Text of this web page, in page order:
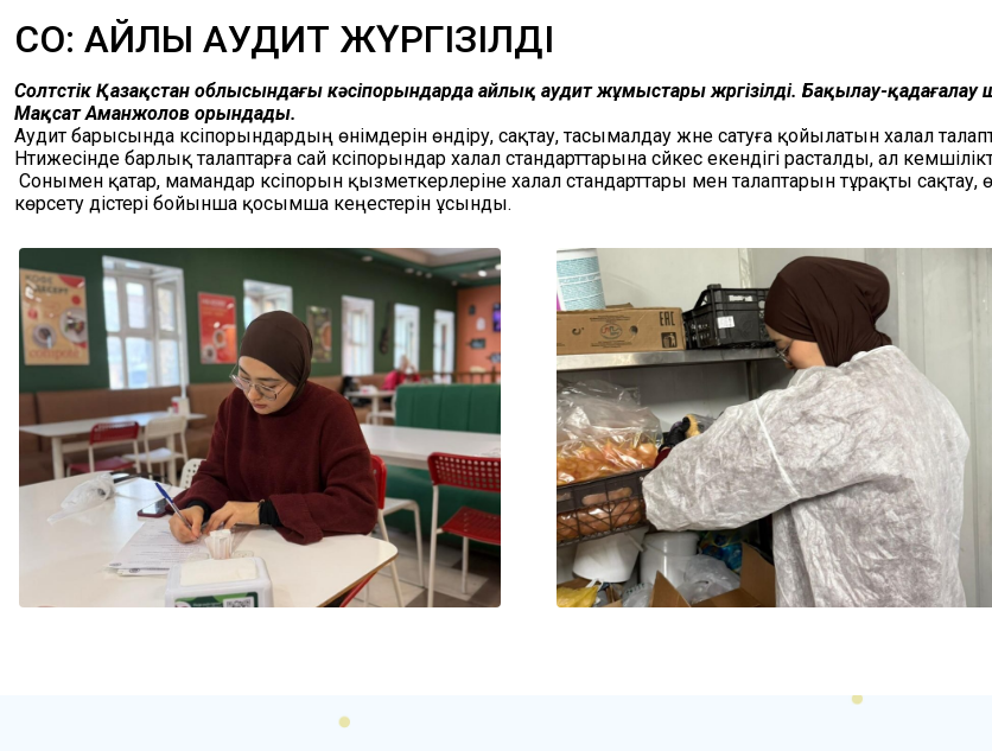
СҚО: АЙЛЫҚ АУДИТ ЖҮРГІЗІЛДІ
Солтүстік Қазақстан облысындағы кәсіпорындарда айлық аудит жұмыстары жүргізілді. Бақылау-
Мақсат Аманжолов орындады.
Аудит барысында кәсіпорындардың өнімдерін өндіру, сақтау, тасымалдау және сатуға қойылатын халал
Нәтижесінде барлық талаптарға сай кәсіпорындар халал стандарттарына сәйкес екендігі расталды, ал
Сонымен қатар, мамандар кәсіпорын қызметкерлеріне халал стандарттары мен талаптарын тұрақты
көрсету әдістері бойынша қосымша кеңестерін ұсынды.